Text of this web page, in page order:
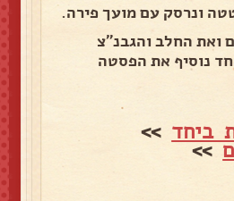
ונרסק עם מועך פירה.
ואת החלב והגבנ"צ
נוסיף את הפסטה
ביחד >>
>>